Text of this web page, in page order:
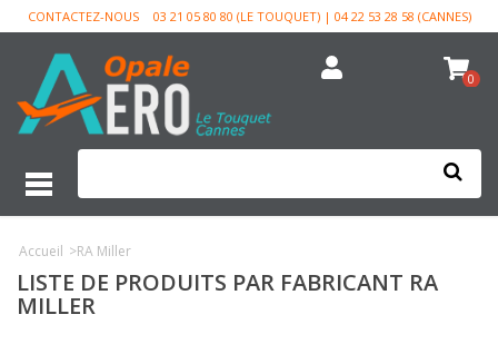
CONTACTEZ-NOUS 03 21 05 80 80 (LE TOUQUET) | 04 22 53 28 58 (CANNES)
0
Accueil >RA Miller
LISTE DE PRODUITS PAR FABRICANT RA
MILLER